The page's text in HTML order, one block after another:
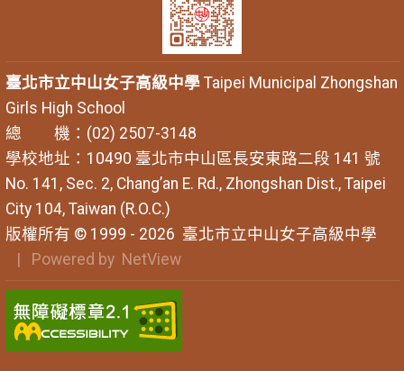
臺北市立中山女子高級中學Taipei Municipal Zhongshan
Girls High School
總 機：(02) 2507-3148
學校地址：10490 臺北市中山區長安東路二段 141 號
No. 141, Sec. 2, Chang’an E. Rd., Zhongshan Dist., Taipei
City 104, Taiwan (R.O.C.)
版權所有 © 1999 - 2026 臺北市立中山女子高級中學
| Powered by NetView